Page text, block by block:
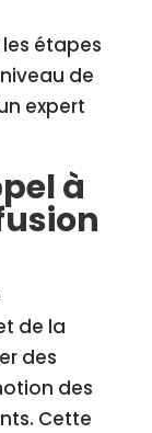
les étapes
de
expert
à
de la
des
des
Cette